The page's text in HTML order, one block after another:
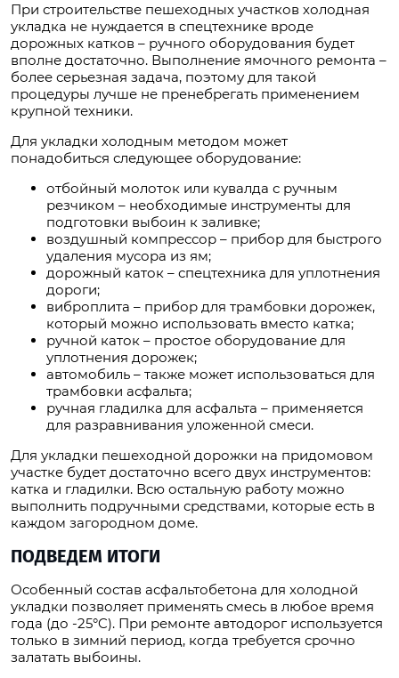
При строительстве пешеходных участков холодная
укладка не нуждается в спецтехнике вроде
дорожных катков – ручного оборудования будет
вполне достаточно. Выполнение ямочного ремонта –
более серьезная задача, поэтому для такой
процедуры лучше не пренебрегать применением
крупной техники.
Для укладки холодным методом может
понадобиться следующее оборудование:
отбойный молоток или кувалда с ручным
резчиком – необходимые инструменты для
подготовки выбоин к заливке;
воздушный компрессор – прибор для быстрого
удаления мусора из ям;
дорожный каток – спецтехника для уплотнения
дороги;
виброплита – прибор для трамбовки дорожек,
который можно использовать вместо катка;
ручной каток – простое оборудование для
уплотнения дорожек;
автомобиль – также может использоваться для
трамбовки асфальта;
ручная гладилка для асфальта – применяется
для разравнивания уложенной смеси.
Для укладки пешеходной дорожки на придомовом
участке будет достаточно всего двух инструментов:
катка и гладилки. Всю остальную работу можно
выполнить подручными средствами, которые есть в
каждом загородном доме.
ПОДВЕДЕМ ИТОГИ
Особенный состав асфальтобетона для холодной
укладки позволяет применять смесь в любое время
года (до -25°C). При ремонте автодорог используется
только в зимний период, когда требуется срочно
залатать выбоины.